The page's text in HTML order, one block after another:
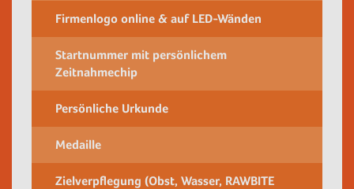
Firmenlogo online & auf LED-Wänden
Startnummer mit persönlichem
Zeitnahmechip
Persönliche Urkunde
Medaille
Zielverpflegung (Obst, Wasser, RAWBITE